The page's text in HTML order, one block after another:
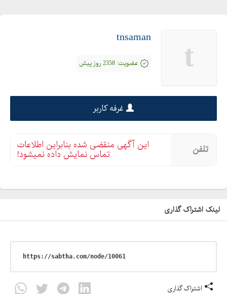
t
tnsaman
عضویت: 2358 روز پیش
غرفه کاربر
تلفن این آگهی منقضی شده بنابراین اطلاعات
تماس نمایش داده نمیشود!
لینک اشتراک گذاری
اشتراک گذاری